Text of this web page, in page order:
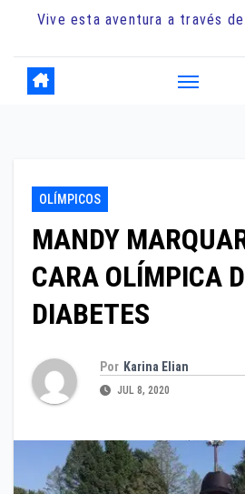
Vive esta aventura a través
OLÍMPICOS
MANDY
CARA OLÍMPICA
DIABETES
Por Karina Elian
JUL 8, 2020